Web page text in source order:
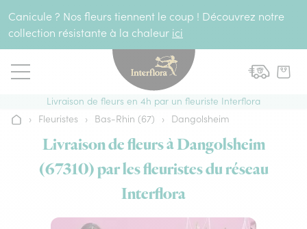
Canicule ? Nos fleurs tiennent le coup ! Découvrez notre
collection résistante à la chaleur ici
Livraison de fleurs en 4h par un fleuriste Interflora
Accueil
› Fleuristes › Bas-Rhin (67) › Dangolsheim
Livraison de fleurs à Dangolsheim
(67310) par les fleuristes du réseau
Interflora